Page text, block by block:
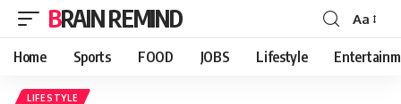
BRAIN REMIND
Font
Resizer
Aa
Home Sports FOOD JOBS Lifestyle
LIFESTYLE